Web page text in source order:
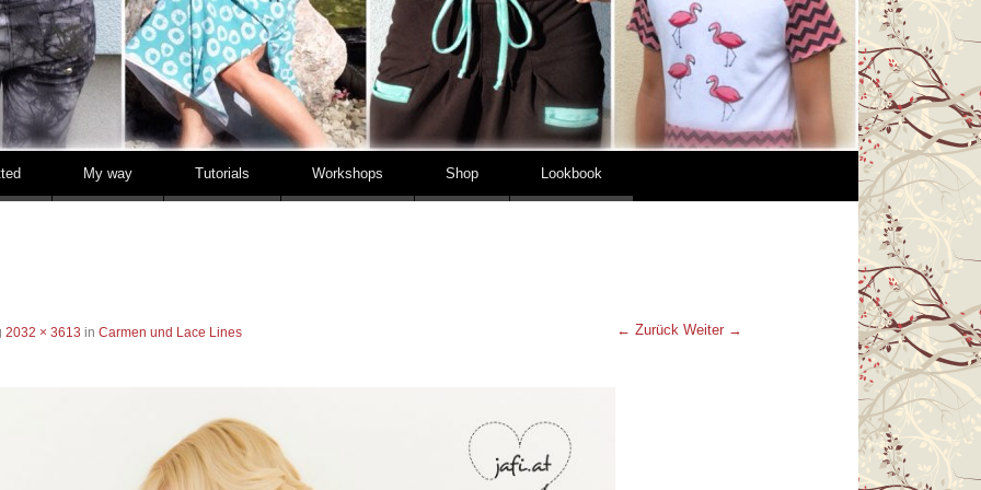
My way Tutorials Workshops Shop Lookbook
2032 × 3613 in Carmen und Lace Lines ← Zurück Weiter →